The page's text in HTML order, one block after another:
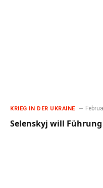
KRIEG IN DER UKRAINE
Selenskyj will